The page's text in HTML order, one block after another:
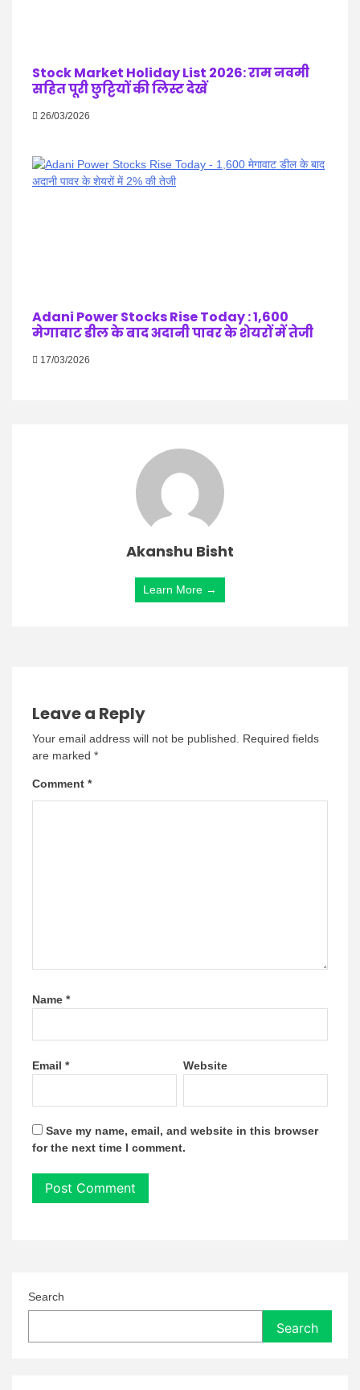
Stock Market Holiday List 2026: राम नवमी
सहित पूरी छुट्टियों की लिस्ट देखें
26/03/2026
Adani Power Stocks Rise Today : 1,600
मेगावाट डील के बाद अदानी पावर के शेयरों में तेजी
17/03/2026
Akanshu Bisht
Learn More →
Leave a Reply
Your email address will not be published.
Required fields
are marked *
Comment *
Name *
Email * Website
Save my name, email, and website in this browser
for the next time I comment.
Search
Search